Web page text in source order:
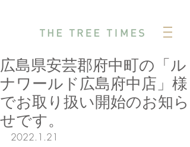
広島県安芸郡府中町の「ル
ナワールド広島府中店」様
でお取り扱い開始のお知ら
せです。
2022.1.21